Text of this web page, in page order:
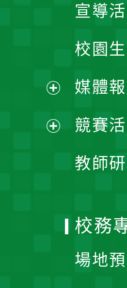
宣導
校園
媒體
競賽
教師
開
校務
場地